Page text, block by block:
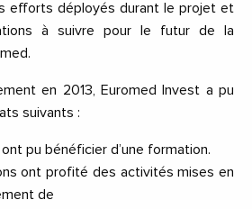
efforts déployés durant le projet et
à suivre pour le futur de la
en 2013, Euromed Invest a pu
suivants :
pu bénéficier d’une formation.
ont profité des activités mises en
de